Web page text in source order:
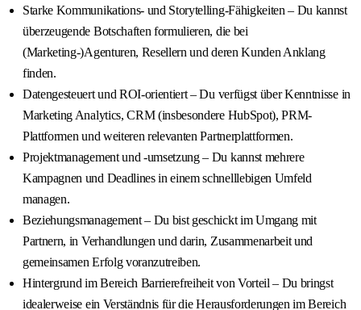
Starke Kommunikations- und Storytelling-Fähigkeiten – Du kannst
überzeugende Botschaften formulieren, die bei
(Marketing-)Agenturen, Resellern und deren Kunden Anklang
finden.
Datengesteuert und ROI-orientiert – Du verfügst über Kenntnisse in
Marketing Analytics, CRM (insbesondere HubSpot), PRM-
Plattformen und weiteren relevanten Partnerplattformen.
Projektmanagement und -umsetzung – Du kannst mehrere
Kampagnen und Deadlines in einem schnelllebigen Umfeld
managen.
Beziehungsmanagement – Du bist geschickt im Umgang mit
Partnern, in Verhandlungen und darin, Zusammenarbeit und
gemeinsamen Erfolg voranzutreiben.
Hintergrund im Bereich Barrierefreiheit von Vorteil – Du bringst
idealerweise ein Verständnis für die Herausforderungen im Bereich